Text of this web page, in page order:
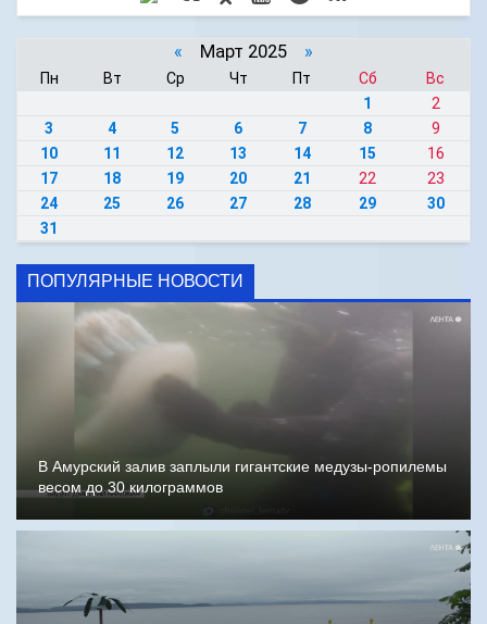
« Март 2025 »
Пн Вт Ср Чт Пт Сб
Вс
1
2
3
4 5 6 7 8
9
10
11 12 13 14 15
16
17
18 19 20 21 22
23
24
25 26 27 28 29
30
31
ПОПУЛЯРНЫЕ НОВОСТИ
В Амурский залив заплыли гигантские медузы-ропилемы
весом до 30 килограммов